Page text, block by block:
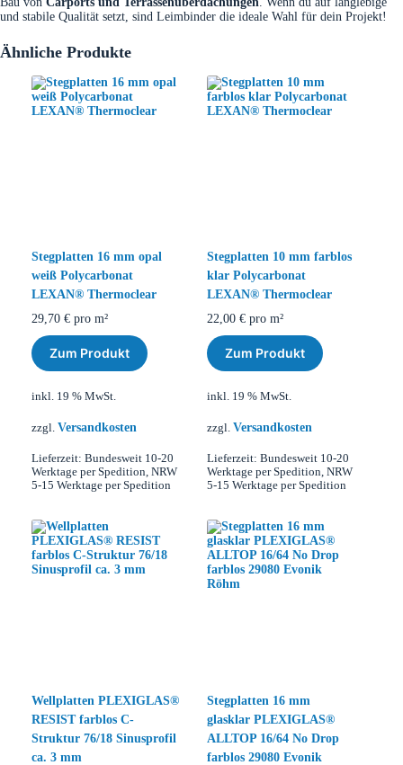
und stabile Qualität setzt, sind Leimbinder die ideale Wahl für dein Projekt!
Ähnliche Produkte
Stegplatten 16 mm opal
weiß Polycarbonat
LEXAN® Thermoclear
29,70 € pro m²
Zum Produkt
inkl. 19 % MwSt.
zzgl. Versandkosten
Lieferzeit: Bundesweit 10-20
Werktage per Spedition, NRW
5-15 Werktage per Spedition
Stegplatten 10 mm farblos
klar Polycarbonat
LEXAN® Thermoclear
22,00 €pro m²
Zum Produkt
inkl. 19 % MwSt.
zzgl. Versandkosten
Lieferzeit: Bundesweit 10-20
Werktage per Spedition, NRW
5-15 Werktage per Spedition
Wellplatten PLEXIGLAS®
RESIST farblos C-
Struktur 76/18 Sinusprofil
ca. 3 mm
Stegplatten 16 mm
glasklar PLEXIGLAS®
ALLTOP 16/64 No Drop
farblos 29080 Evonik